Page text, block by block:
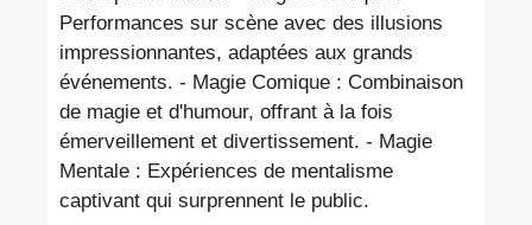
Performances sur scène avec des illusions
impressionnantes, adaptées aux grands
événements. - Magie Comique : Combinaison
de magie et d'humour, offrant à la fois
émerveillement et divertissement. - Magie
Mentale : Expériences de mentalisme
captivant qui surprennent le public.